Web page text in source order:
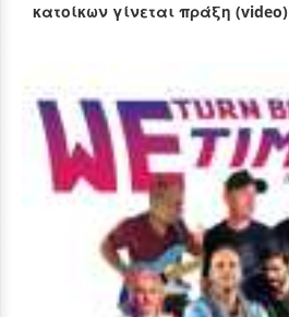
κατοίκων γίνεται πράξη (video)